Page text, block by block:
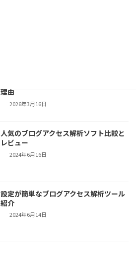
理由
2026年3月16日
人気のブログアクセス解析ソフト比較と
レビュー
2024年6月16日
設定が簡単なブログアクセス解析ツール
紹介
2024年6月14日